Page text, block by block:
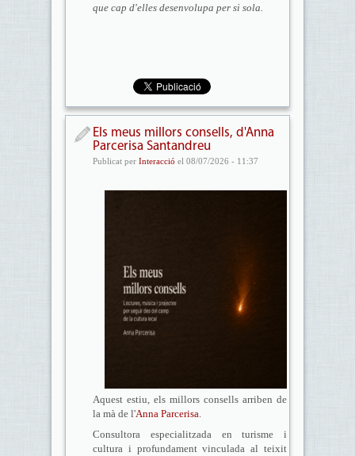
que cap d'elles desenvolupa per si sola.
Els meus millors consells, d'Anna
Parcerisa Santandreu
Publicat per Interacció el 08/07/2026 - 11:37
Aquest estiu, els millors consells arriben de
la mà de l'Anna Parcerisa.
Consultora especialitzada en turisme i
cultura i profundament vinculada al teixit